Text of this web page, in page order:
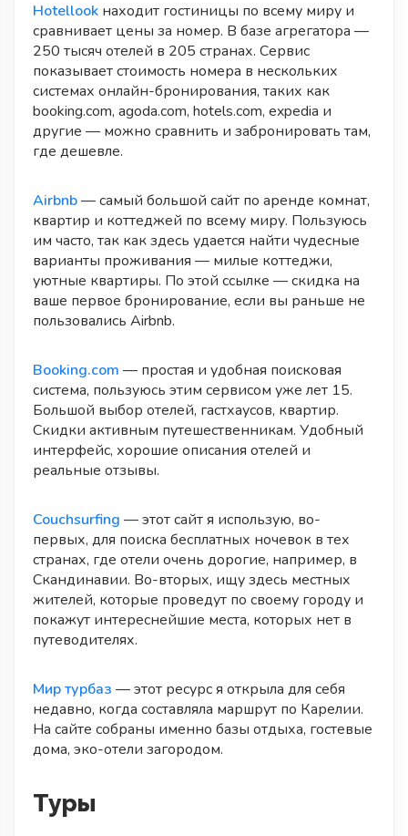
Hotellook находит гостиницы по всему миру и
сравнивает цены за номер. В базе агрегатора —
250 тысяч отелей в 205 странах. Сервис
показывает стоимость номера в нескольких
системах онлайн-бронирования, таких как
booking.com, agoda.com, hotels.com, expedia и
другие — можно сравнить и забронировать там,
где дешевле.
Airbnb— самый большой сайт по аренде комнат,
квартир и коттеджей по всему миру. Пользуюсь
им часто, так как здесь удается найти чудесные
варианты проживания — милые коттеджи,
уютные квартиры. По этой ссылке — скидка на
ваше первое бронирование, если вы раньше не
пользовались Airbnb.
Booking.com — простая и удобная поисковая
система, пользуюсь этим сервисом уже лет 15.
Большой выбор отелей, гастхаусов, квартир.
Скидки активным путешественникам. Удобный
интерфейс, хорошие описания отелей и
реальные отзывы.
Couchsurfing — этот сайт я использую, во-
первых, для поиска бесплатных ночевок в тех
странах, где отели очень дорогие, например, в
Скандинавии. Во-вторых, ищу здесь местных
жителей, которые проведут по своему городу и
покажут интереснейшие места, которых нет в
путеводителях.
Мир турбаз — этот ресурс я открыла для себя
недавно, когда составляла маршрут по Карелии.
На сайте собраны именно базы отдыха, гостевые
дома, эко-отели загородом.
Туры